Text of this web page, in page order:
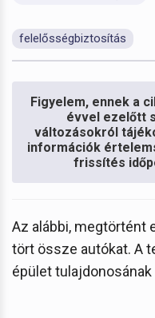
felelősségbiztosítás
Figyelem, ennek a
évvel ezelőtt
változásokról
információk
frissítés
Az alábbi, megtörtént
tört össze autókat. A
épület